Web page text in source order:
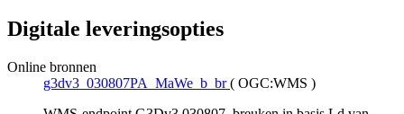
Digitale leveringsopties
Online bronnen
g3dv3_030807PA_MaWe_b_br ( OGC:WMS )